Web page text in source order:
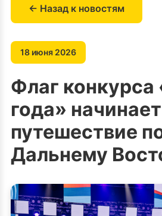
← Назад к новостям
18 июня 2026
Флаг
года» начинает
путешествие
Дальнему